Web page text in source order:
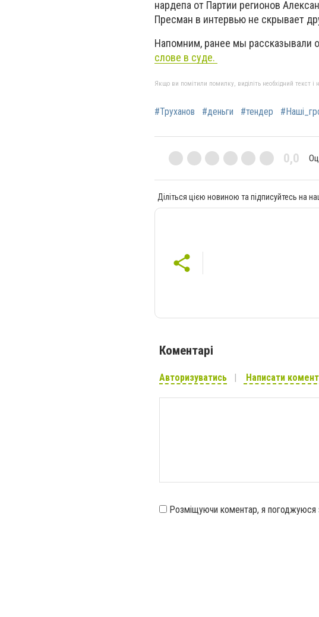
нардепа от Партии регионов
Пресман в интервью не скрывает
Напомним, ранее мы рассказывали
слове в суде.
Якщо ви помітили помилку, виділіть необхідний текст
#Труханов #деньги #тендер
0,0
Діліться цією новиною та підписуйтесь на
Коментарі
Авторизуватись Написати
Розміщуючи коментар, я погоджуюся